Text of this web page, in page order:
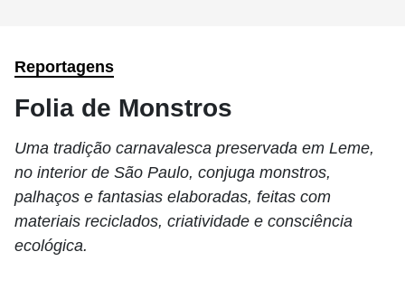
Reportagens
Folia de Monstros
Uma tradição carnavalesca preservada em Leme,
no interior de São Paulo, conjuga monstros,
palhaços e fantasias elaboradas, feitas com
materiais reciclados, criatividade e consciência
ecológica.